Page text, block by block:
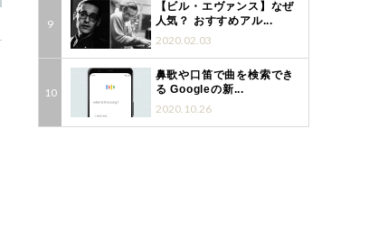
【ビル・エヴァンス】なぜ
人気？ おすすめアル...
2020.02.03
鼻歌や口笛で曲を検索でき
る Googleの新...
2020.10.26